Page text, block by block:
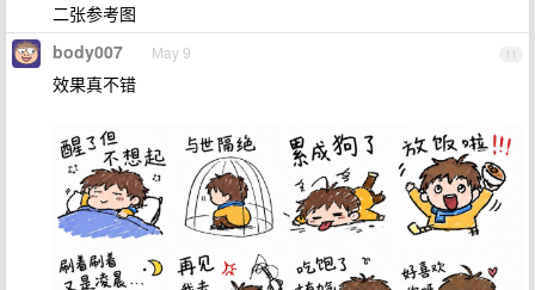
二张参考图
11
body007 May 9
效果真不错